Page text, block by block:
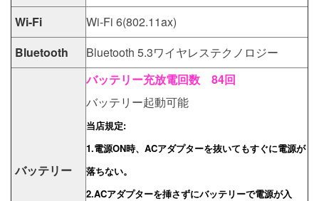
Wi-Fi
Wi-Fi 6(802.11ax)
Bluetooth
Bluetooth 5.3ワイヤレステクノロジー
バッテリー
バッテリー充放電回数 84回
バッテリー起動可能
当店規定:
1.電源ON時、ACアダプターを抜いてもすぐに電源が
落ちない。
2.ACアダプターを挿さずにバッテリーで電源が入